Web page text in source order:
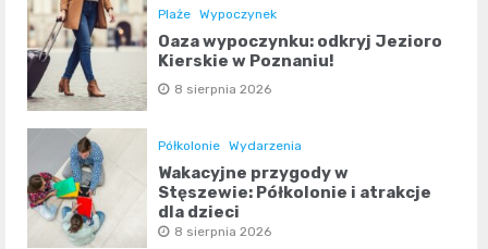
Plaże Wypoczynek
Oaza wypoczynku: odkryj Jezioro
Kierskie w Poznaniu!
8 sierpnia 2026
Półkolonie Wydarzenia
Wakacyjne przygody w
Stęszewie: Półkolonie i atrakcje
dla dzieci
8 sierpnia 2026